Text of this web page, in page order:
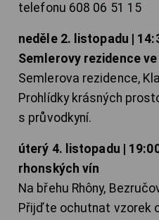
telefonu 608 06 51 15
neděle 2. listopadu |
Semlerovy rezidence
Semlerova rezidence,
Prohlídky krásných
s průvodkyní.
úterý 4. listopadu |
rhonských vín
Na břehu Rhôny,
Přijďte ochutnat vzorek